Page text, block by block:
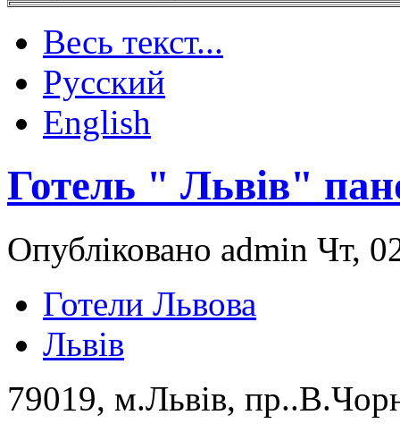
Весь текст...
Русский
English
Готель " Львів"
Опубліковано admin Чт,
Готели Львова
Львів
79019, м.Львів,